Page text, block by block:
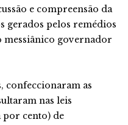
e compreensão da
gerados pelos remédios
messiânico governador
confeccionaram as
nas leis
por cento) de